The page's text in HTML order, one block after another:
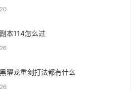
本114怎么过
曜龙重剑打法都有什么